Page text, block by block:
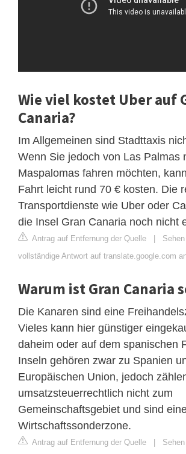
Wie viel kostet Uber auf
Canaria?
Im Allgemeinen sind Stadttaxis
Wenn Sie jedoch von Las Palmas
Maspalomas fahren möchten,
Fahrt leicht rund 70 € kosten. Die
Transportdienste wie Uber oder
die Insel Gran Canaria noch nicht
Antrag auf Entfernung der Quelle |
vollständige Antwort auf translate.google.com
Warum ist Gran Canaria
Die Kanaren sind eine
Vieles kann hier günstiger
daheim oder auf dem spanischen
Inseln gehören zwar zu Spanien
Europäischen Union, jedoch
umsatzsteuerrechtlich nicht zum
Gemeinschaftsgebiet und sind
Wirtschaftssonderzone.
Antrag auf Entfernung der Quelle |